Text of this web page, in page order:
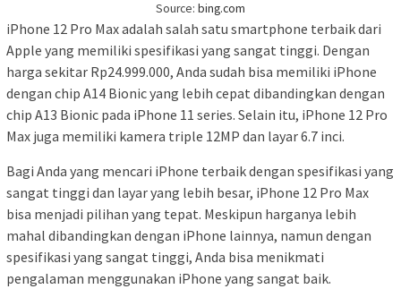
Source: bing.com
iPhone 12 Pro Max adalah salah satu smartphone terbaik dari
Apple yang memiliki spesifikasi yang sangat tinggi. Dengan
harga sekitar Rp24.999.000, Anda sudah bisa memiliki iPhone
dengan chip A14 Bionic yang lebih cepat dibandingkan dengan
chip A13 Bionic pada iPhone 11 series. Selain itu, iPhone 12 Pro
Max juga memiliki kamera triple 12MP dan layar 6.7 inci.
Bagi Anda yang mencari iPhone terbaik dengan spesifikasi yang
sangat tinggi dan layar yang lebih besar, iPhone 12 Pro Max
bisa menjadi pilihan yang tepat. Meskipun harganya lebih
mahal dibandingkan dengan iPhone lainnya, namun dengan
spesifikasi yang sangat tinggi, Anda bisa menikmati
pengalaman menggunakan iPhone yang sangat baik.